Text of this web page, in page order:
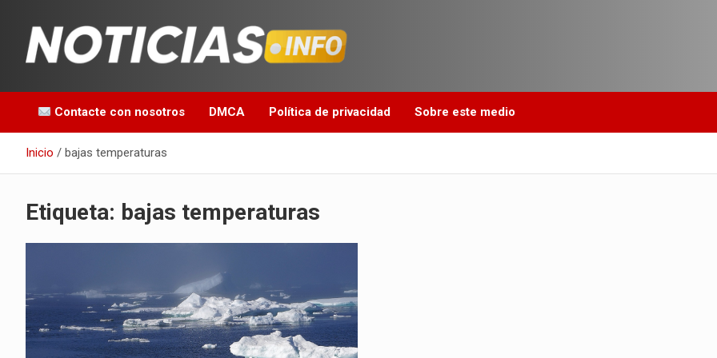
contenido
Noticias en español
Contacte con nosotros DMCA Política de privacidad Sobre este medio
Inicio bajas temperaturas
Etiqueta: bajas temperaturas